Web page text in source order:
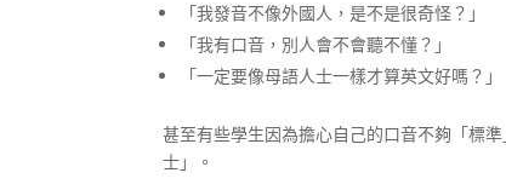
「我發音不像外國人，是不是很奇怪？」
「我有口音，別人會不會聽不懂？」
「一定要像母語人士一樣才算英文好嗎？」
甚至有些學生因為擔心自己的口音不夠「標
士」。